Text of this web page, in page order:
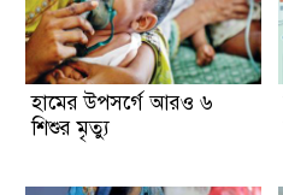
হামের উপসর্গে আরও ৬
শিশুর মৃত্যু